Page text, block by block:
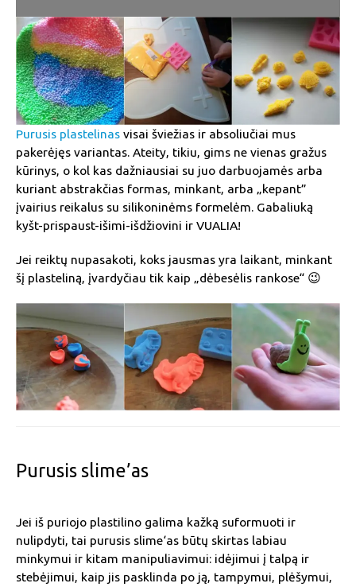
Purusis plastelinas visai šviežias ir absoliučiai mus
pakerėjęs variantas. Ateity, tikiu, gims ne vienas gražus
kūrinys, o kol kas dažniausiai su juo darbuojamės arba
kuriant abstrakčias formas, minkant, arba „kepant”
įvairius reikalus su silikoninėms formelėm. Gabaliuką
kyšt-prispaust-išimi-išdžiovini ir VUALIA!
Jei reiktų nupasakoti, koks jausmas yra laikant, minkant
šį plasteliną, įvardyčiau tik kaip „dėbesėlis rankose“ 😉
Purusis slime’as
Jei iš puriojo plastilino galima kažką suformuoti ir
nulipdyti, tai purusis slime‘as būtų skirtas labiau
minkymui ir kitam manipuliavimui: idėjimui į talpą ir
stebėjimui, kaip jis pasklinda po ją, tampymui, plėšymui,